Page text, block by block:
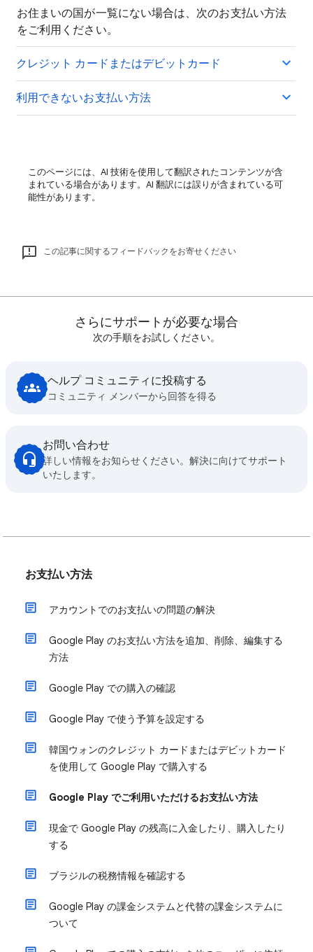
お住まいの国が一覧にない場合は、次のお支払い方法
をご利用ください。
クレジット カードまたはデビットカード
利用できないお支払い方法
このページには、AI 技術を使用して翻訳されたコンテンツが含
まれている場合があります。AI 翻訳には誤りが含まれている可
能性があります。
この記事に関するフィードバックをお寄せください
さらにサポートが必要な場合
次の手順をお試しください。
ヘルプ コミュニティに投稿する
コミュニティ メンバーから回答を得る
お問い合わせ
詳しい情報をお知らせください。解決に向けてサポート
いたします。
お支払い方法
アカウントでのお支払いの問題の解決
Google Play のお支払い方法を追加、削除、編集する
方法
Google Play での購入の確認
Google Play で使う予算を設定する
韓国ウォンのクレジット カードまたはデビットカード
を使用して Google Play で購入する
Google Play でご利用いただけるお支払い方法
現金で Google Play の残高に入金したり、購入したり
する
ブラジルの税務情報を確認する
Google Play の課金システムと代替の課金システムに
ついて